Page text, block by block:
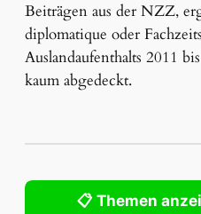
Beiträgen aus der NZZ,
diplomatique oder
Auslandaufenthalts 2011
kaum abgedeckt.